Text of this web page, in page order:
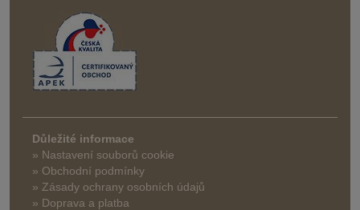
Důležité informace
» Nastavení souborů cookie
» Obchodní podmínky
» Zásady ochrany osobních údajů
» Doprava a platba